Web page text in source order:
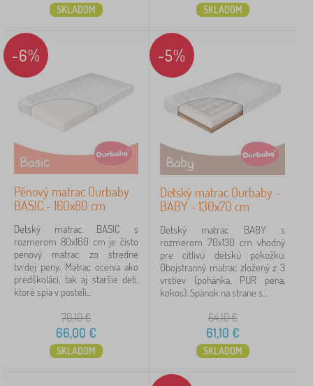
SKLADOM SKLADOM
-6%
Pěnový matrac Ourbaby
BASIC - 160x80 cm
Detský matrac BASIC s
rozmerom 80x160 cm je čisto
penový matrac zo stredne
tvrdej peny. Matrac ocenia ako
predškoláci, tak aj staršie deti,
ktoré spia v posteli...
70,10€
66,00 €
SKLADOM
-5%
Detský matrac Ourbaby -
BABY - 130x70 cm
Detský matrac BABY s
rozmerom 70x130 cm vhodný
pre citlivú detskú pokožku.
Obojstranný matrac zložený z 3
vrstiev (pohánka, PUR pena,
kokos). Spánok na strane s...
64,10€
61,10 €
SKLADOM